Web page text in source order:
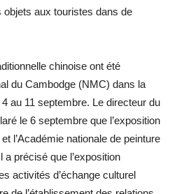
objets aux touristes dans de
chinoise ont été
du Cambodge (NMC) dans la
au 11 septembre. Le directeur du
le 6 septembre que l’exposition
l’Académie nationale de peinture
précisé que l’exposition
activités d’échange culturel